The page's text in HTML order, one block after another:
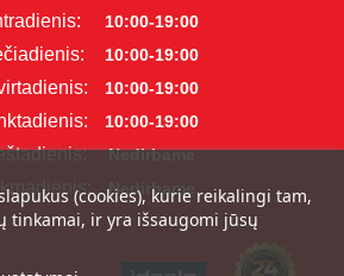
10:00-19:00
10:00-19:00
10:00-19:00
10:00-19:00
Nedirbame
Nedirbame
(cookies), kurie reikalingi tam,
tinkamai, ir yra išsaugomi jūsų